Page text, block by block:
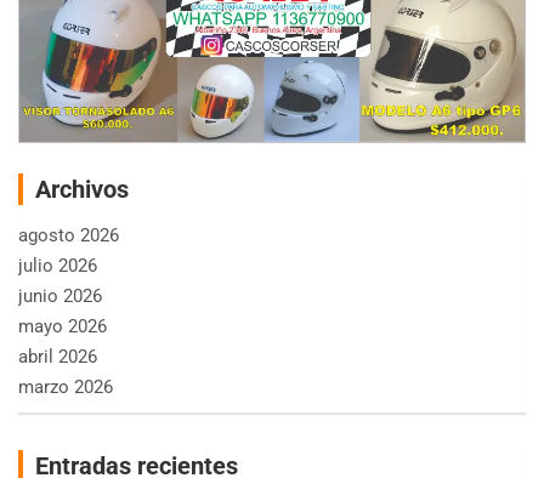
Archivos
agosto 2026
julio 2026
junio 2026
mayo 2026
abril 2026
marzo 2026
Entradas recientes